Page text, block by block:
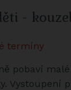
-
termíny
pobaví
Vystoupení